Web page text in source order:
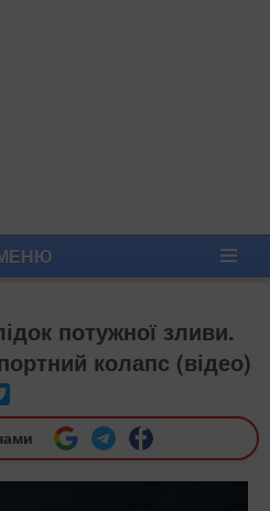
потужної зливи.
колапс (відео)